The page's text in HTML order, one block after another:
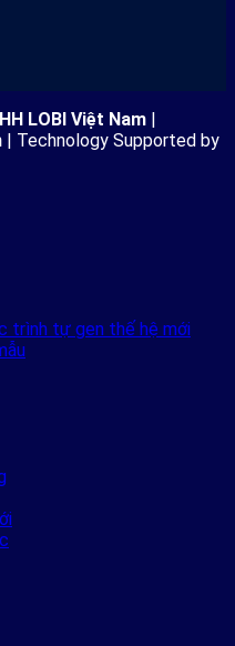
LOBI Việt Nam
| Technology Supported by
trình tự gen thế hệ mới